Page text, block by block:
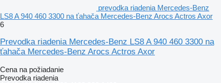
prevodka riadenia Mercedes-Benz
LS8 A 940 460 3300 na ťahača Mercedes-Benz Arocs Actros Axor
6
Prevodka riadenia Mercedes-Benz LS8 A 940 460 3300 na
ťahača Mercedes-Benz Arocs Actros Axor
Cena na požiadanie
Prevodka riadenia